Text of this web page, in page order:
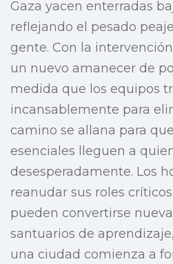
Gaza yacen enterradas
reflejando el pesado
gente. Con la
un nuevo amanecer de
medida que los equipos
incansablemente para
camino se allana para
esenciales lleguen a
desesperadamente. Los
reanudar sus roles
pueden convertirse
santuarios de
una ciudad comienza a